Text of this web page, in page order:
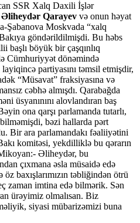
SSR Xalq Daxili İşlər
Əliheydər Qarayev və onun həyat
Şabanova Moskvada “xalq
göndərildilmişdi. Bu həbs
başlı böyük bir çaşqınlıq
Cümhuriyyət dönəmində
partiyasını təmsil etmişdir,
“Müsavat” fraksiyasına və
cəbhə almışdı. Qarabağda
üsyanınını alovlandıran baş
ona qarşı parlamanda tutarlı,
bəzi hallarda pərt
Bir ara parlamandakı fəaliiyətini
komitəsi, yekdilliklə bu qərarın
Əliheydər, bu
çıxmana əsla müsaidə edə
baxışlarımızın təbliğindən ötrü
zaman imtina edə bilmərik. Sən
ürəyimiz olmalısan. Biz
siyasi mübarizəmizi buna